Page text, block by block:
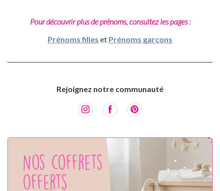
Pour découvrir plus de prénoms, consultez les pages :
Prénoms filles et Prénoms garçons
Rejoignez notre communauté
Nos coffrets
offerts